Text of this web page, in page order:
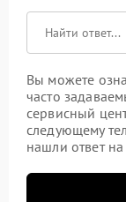
Вы можете
часто
сервисный
следующему
нашли ответ